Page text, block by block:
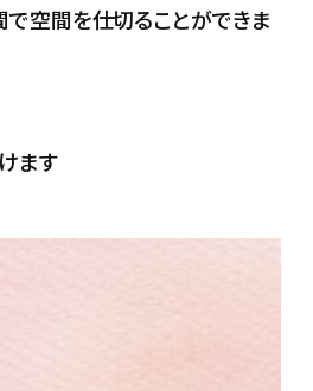
で空間を仕切ることができま
ます